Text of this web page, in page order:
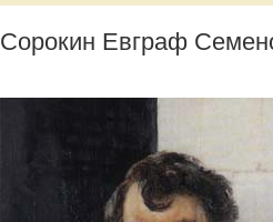
Сорокин Евграф